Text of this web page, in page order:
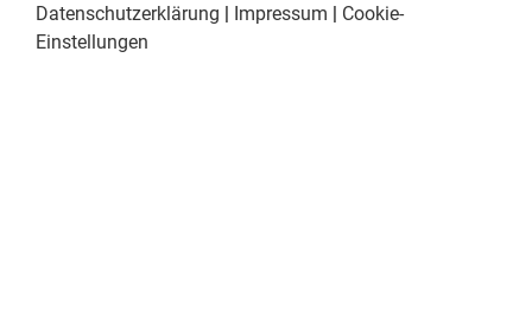
Datenschutzerklärung Impressum
Cookie-
Einstellungen